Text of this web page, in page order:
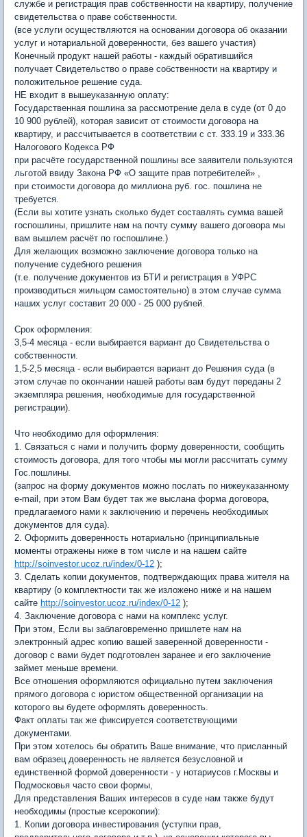
службе и регистрация прав собственности на квартиру, получение
свидетельства о праве собственности.
(все услуги осуществляются на основании договора об оказании
услуг и нотариальной доверенности, без вашего участия)
Конечный продукт нашей работы - каждый обратившийся
получает Свидетельство о праве собственности на квартиру и
положительное решение суда.
НЕ входит в вышеуказанную оплату:
Государственная пошлина за рассмотрение дела в суде (от 0 до
10 900 рублей), которая зависит от стоимости договора на
квартиру, и рассчитывается в соответствии с ст. 333.19 и 333.36
Налогового Кодекса РФ
при расчёте государственной пошлины все заявители пользуются
льготой ввиду Закона РФ «О защите прав потребителей» ,
при стоимости договора до миллиона руб. гос. пошлина не
требуется.
(Если вы хотите узнать сколько будет составлять сумма вашей
госпошлины, пришлите нам на почту сумму вашего договора мы
вам вышлем расчёт по госпошлине.)
Для желающих возможно заключение договора только на
получение судебного решения
(т.е. получение документов из БТИ и регистрация в УФРС
производиться жильцом самостоятельно) в этом случае сумма
наших услуг составит 20 000 - 25 000 рублей.
Срок оформления:
3,5-4 месяца - если выбирается вариант до Свидетельства о
собственности.
1,5-2,5 месяца - если выбирается вариант до Решения суда (в
этом случае по окончании нашей работы вам будут переданы 2
экземпляра решения, необходимые для государственной
регистрации).
Что необходимо для оформления:
1. Связаться с нами и получить форму доверенности, сообщить
стоимость договора, для того чтобы мы могли рассчитать сумму
Гос.пошлины.
(запрос на форму документов можно послать по нижеуказанному
e-mail, при этом Вам будет так же выслана форма договора,
предлагаемого нами к заключению и перечень необходимых
документов для суда).
2. Оформить доверенность нотариально (принципиальные
моменты отражены ниже в том числе и на нашем сайте
http://soinvestor.ucoz.ru/index/0-12 );
3. Сделать копии документов, подтверждающих права жителя на
квартиру (о комплектности так же изложено ниже и на нашем
сайте http://soinvestor.ucoz.ru/index/0-12 );
4. Заключение договора с нами на комплекс услуг.
При этом, Если вы заблаговременно пришлете нам на
электронный адрес копию вашей заверенной доверенности -
договор с вами будет подготовлен заранее и его заключение
займет меньше времени.
Все отношения оформляются официально путем заключения
прямого договора с юристом общественной организации на
которого вы будете оформлять доверенность.
Факт оплаты так же фиксируется соответствующими
документами.
При этом хотелось бы обратить Ваше внимание, что присланный
вам образец доверенность не является безусловной и
единственной формой доверенности - у нотариусов г.Москвы и
Подмосковья часто свои формы,
Для представления Ваших интересов в суде нам также будут
необходимы (простые ксерокопии):
1. Копии договора инвестирования (уступки прав,